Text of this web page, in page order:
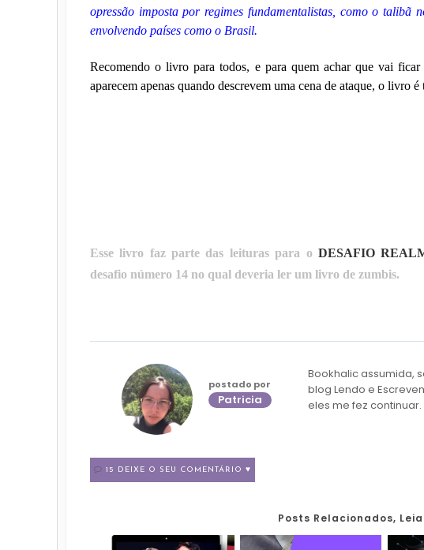
opressão imposta por regimes fundamentalistas, como o talibã
envolvendo países como o Brasil.
Recomendo o livro para todos, e para quem achar que vai
aparecem apenas quando descrevem uma cena de ataque, o livro
Esse livro faz parte das leituras para o DESAFIO
desafio número 14 no qual deveria ler um livro de zumbis.
postado por
Patricia
Bookhalic assumida,
blog Lendo e
eles me fez continuar.
15 DEIXE O SEU COMENTÁRIO ♥
Posts Relacionados,